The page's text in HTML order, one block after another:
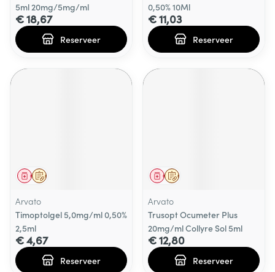
5ml 20mg/5mg/ml
€ 18,67
Reserveer
0,50% 10Ml
€ 11,03
Reserveer
Op voorschrift
Geneesmiddel
Arvato
Timoptolgel 5,0mg/ml 0,50%
2,5ml
€ 4,67
Reserveer
Op voorschrift
Geneesmiddel
Arvato
Trusopt Ocumeter Plus
20mg/ml Collyre Sol 5ml
€ 12,80
Reserveer